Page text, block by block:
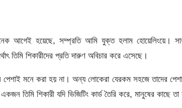
আগেই হয়েছে, সম্প্রতি আমি যুক্ত হলাম হোয়েলিংয়ে।
তিমি শিকারীদের প্রতি দারুণ অবিচার করে এসেছে।
মনে করা হয় না। অন্য লোকেরা যেরকম সহজে তাদের
তিমি শিকারী যদি ভিজিটিং কার্ড তৈরি করে, মানুষের কাছে